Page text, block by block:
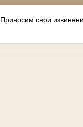
свои